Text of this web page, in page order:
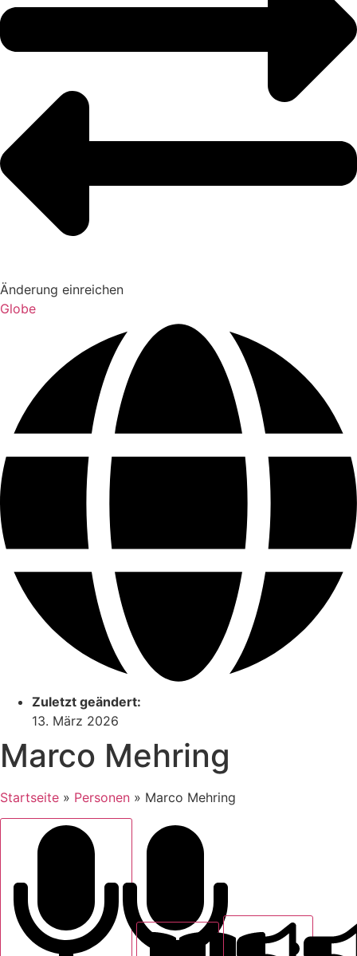
Änderung einreichen
Globe
Zuletzt geändert:
13. März 2026
Marco Mehring
Startseite » Personen » Marco Mehring